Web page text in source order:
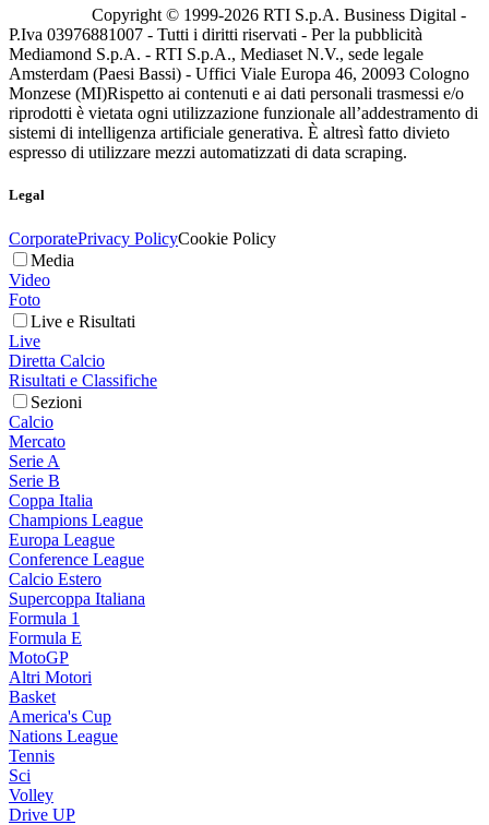
Copyright © 1999-2026 RTI S.p.A. Business Digital -
P.Iva 03976881007 - Tutti i diritti riservati - Per la pubblicità
Mediamond S.p.A. - RTI S.p.A., Mediaset N.V., sede legale
Amsterdam (Paesi Bassi) - Uffici Viale Europa 46, 20093 Cologno
Monzese (MI)Rispetto ai contenuti e ai dati personali trasmessi e/o
riprodotti è vietata ogni utilizzazione funzionale all’addestramento di
sistemi di intelligenza artificiale generativa. È altresì fatto divieto
espresso di utilizzare mezzi automatizzati di data scraping.
Legal
CorporatePrivacy PolicyCookie Policy
Media
Video
Foto
Live e Risultati
Live
Diretta Calcio
Risultati e Classifiche
Sezioni
Calcio
Mercato
Serie A
Serie B
Coppa Italia
Champions League
Europa League
Conference League
Calcio Estero
Supercoppa Italiana
Formula 1
Formula E
MotoGP
Altri Motori
Basket
America's Cup
Nations League
Tennis
Sci
Volley
Drive UP